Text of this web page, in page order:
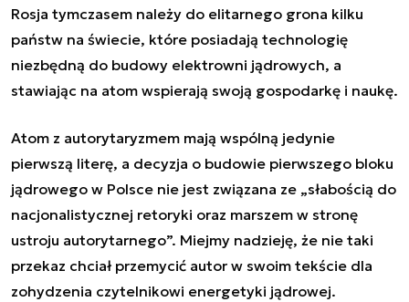
Rosja tymczasem należy do elitarnego grona kilku
państw na świecie, które posiadają technologię
niezbędną do budowy elektrowni jądrowych, a
stawiając na atom wspierają swoją gospodarkę i naukę.
Atom z autorytaryzmem mają wspólną jedynie
pierwszą literę, a decyzja o budowie pierwszego bloku
jądrowego w Polsce nie jest związana ze „słabością do
nacjonalistycznej retoryki oraz marszem w stronę
ustroju autorytarnego”. Miejmy nadzieję, że nie taki
przekaz chciał przemycić autor w swoim tekście dla
zohydzenia czytelnikowi energetyki jądrowej.